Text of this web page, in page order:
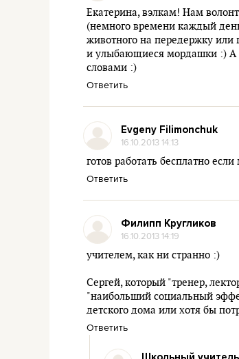
Екатерина, вэлкам! Нам
(немного времени каждый
животного на передержку
и улыбающиеся мордашки :) А
словами :)
Ответить
Evgeny Filimonchuk
16.10.2013 14:13
готов работать бесплатно
Ответить
Филипп Кругликов
16.10.2013 14:19
учителем, как ни странно :)
Сергей, который "тренер,
"наибольший социальный
детского дома или хотя бы
Ответить